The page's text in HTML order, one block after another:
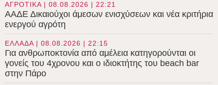
ΑΓΡΟΤΙΚΑ | 08.08.2026 | 22:21
ΑΑΔΕ Δικαιούχοι άμεσων ενισχύσεων και νέα κριτήρια
ενεργού αγρότη
ΕΛΛΑΔΑ | 08.08.2026 | 22:15
Για ανθρωποκτονία από αμέλεια κατηγορούνται οι
γονείς του 4χρονου και ο ιδιοκτήτης του beach bar
στην Πάρο